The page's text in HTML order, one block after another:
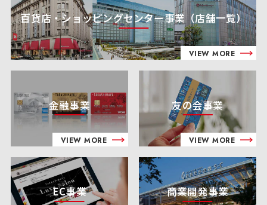
百貨店・ショッピングセンター事業（店舗一覧）
VIEW MORE
金融事業
VIEW MORE
友の会事業
VIEW MORE
EC事業 商業開発事業